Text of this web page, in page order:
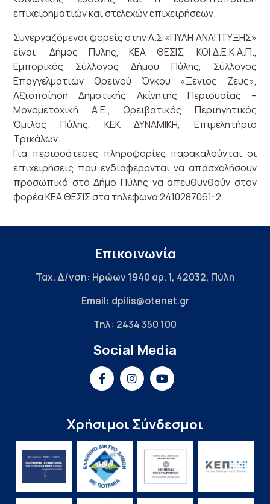
επιχειρηματιών και στελεχών επιχειρήσεων.
Συνεργαζόμενοι φορείς στην Α.Σ «ΠΥΛΗ ΑΝΑΠΤΥΞΗΣ»
είναι: Δήμος Πύλης, ΚΕΑ ΘΕΣΙΣ, ΚΟΙ.Δ.Ε.Κ.Α.Π.,
Εμπορικός Σύλλογος Δήμου Πύλης, Σύλλογος
Επαγγελματιών Ορεινού Όγκου «Ξένιος Ζευς»,
Αξιοποίηση Δημοτικής Ακίνητης Περιουσίας –
Μονομετοχική Α.Ε., Ορειβατικός Περιηγητικός
Όμιλος Πύλης, ΚΕΚ ΔΥΝΑΜΙΚΗ, Επιμελητήριο
Τρικάλων.
Για περισσότερες πληροφορίες παρακαλούνται οι
επιχειρήσεις που ενδιαφέρονται να απασχολήσουν
προσωπικό στο Δήμο Πύλης να απευθυνθούν στον
φορέα ΚΕΑ ΘΕΣΙΣ στα τηλέφωνα 2410287061-2.
Επικοινωνία
Ταχ. Δ/νση: Ηρώων 1940 αρ. 1, 42032, Πύλη
Email: dpilis@otenet.gr
Τηλ: 2434 350 100
Social Media
Χρήσιμοι Σύνδεσμοι